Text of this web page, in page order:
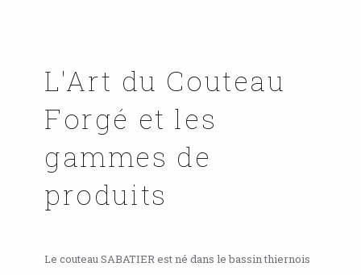
L'Art du Couteau
Forgé et les
gammes de
produits
Le couteau SABATIER est né dans le bassin thiernois